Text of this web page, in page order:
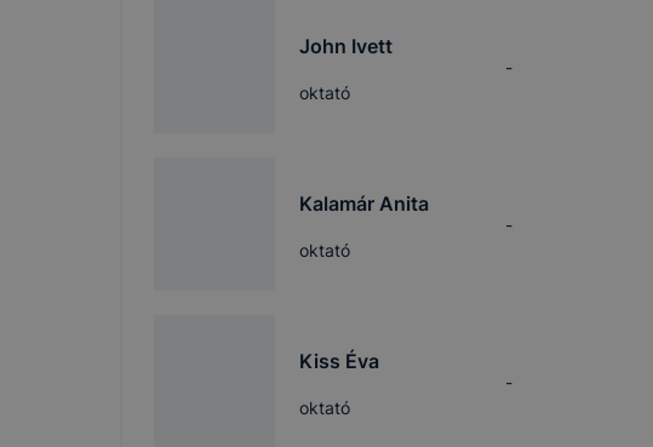
John Ivett
oktató
-
Kalamár Anita
oktató
-
Kiss Éva
oktató
-